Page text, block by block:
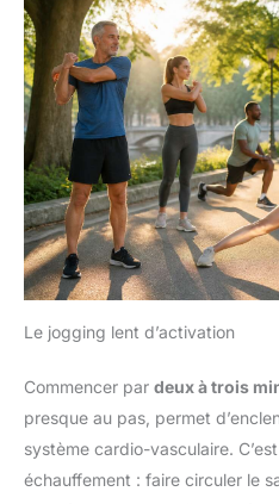
Le jogging lent d’activation
Commencer par deux à trois
presque au pas, permet
système cardio-vasculaire.
échauffement : faire circuler le